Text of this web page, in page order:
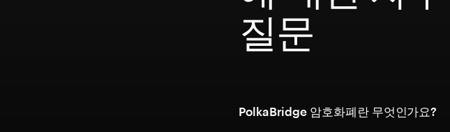
질문
PolkaBridge 암호화폐란 무엇인가요?